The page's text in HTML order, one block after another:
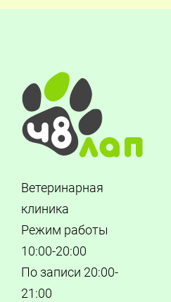
Ветеринарная
клиника
Режим работы
10:00-20:00
По записи 20:00-
21:00